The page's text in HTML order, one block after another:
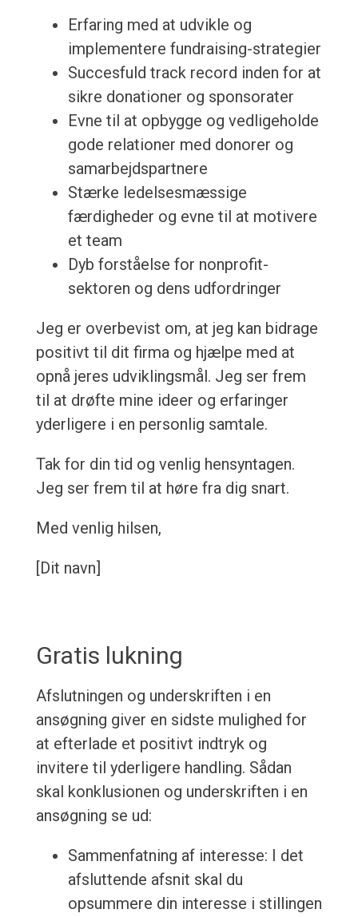
Erfaring med at udvikle og
implementere fundraising-strategier
Succesfuld track record inden for at
sikre donationer og sponsorater
Evne til at opbygge og vedligeholde
gode relationer med donorer og
samarbejdspartnere
Stærke ledelsesmæssige
færdigheder og evne til at motivere
et team
Dyb forståelse for nonprofit-
sektoren og dens udfordringer
Jeg er overbevist om, at jeg kan bidrage
positivt til dit firma og hjælpe med at
opnå jeres udviklingsmål. Jeg ser frem
til at drøfte mine ideer og erfaringer
yderligere i en personlig samtale.
Tak for din tid og venlig hensyntagen.
Jeg ser frem til at høre fra dig snart.
Med venlig hilsen,
[Dit navn]
Gratis lukning
Afslutningen og underskriften i en
ansøgning giver en sidste mulighed for
at efterlade et positivt indtryk og
invitere til yderligere handling. Sådan
skal konklusionen og underskriften i en
ansøgning se ud:
Sammenfatning af interesse: I det
afsluttende afsnit skal du
opsummere din interesse i stillingen